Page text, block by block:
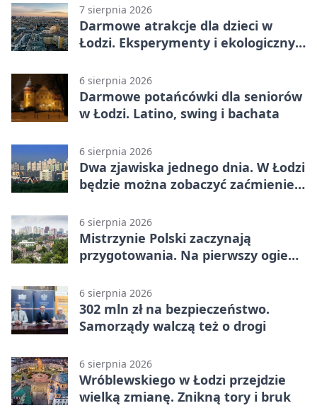
7 sierpnia 2026
Darmowe atrakcje dla dzieci w
Łodzi. Eksperymenty i ekologiczny
6 sierpnia 2026
Darmowe potańcówki dla seniorów
w Łodzi. Latino, swing i bachata
6 sierpnia 2026
Dwa zjawiska jednego dnia. W Łodzi
będzie można zobaczyć zaćmienie i
6 sierpnia 2026
Mistrzynie Polski zaczynają
przygotowania. Na pierwszy ogień
6 sierpnia 2026
302 mln zł na bezpieczeństwo.
Samorządy walczą też o drogi
6 sierpnia 2026
Wróblewskiego w Łodzi przejdzie
wielką zmianę. Znikną tory i bruk